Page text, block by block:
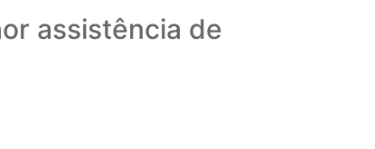
assistência de